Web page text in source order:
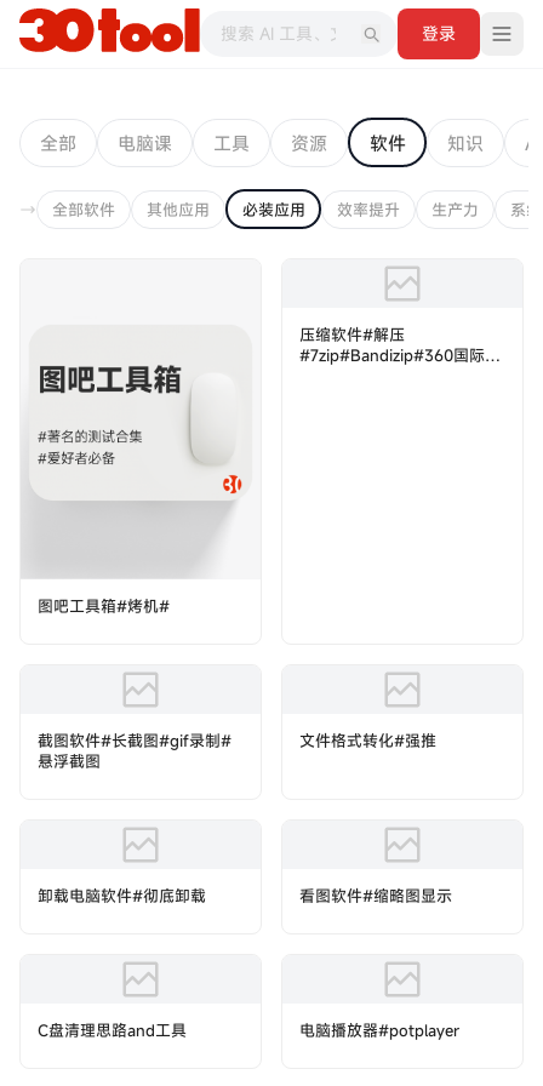
登录
全部 电脑课 工具 资源 软件 知识 AI
全部软件 其他应用 必装应用 效率提升 生产力 系
图吧工具箱#烤机#
压缩软件#解压
#7zip#‎‎‎‎‎‎‎Bandizip#360国际版
截图软件#长截图#gif录制#
悬浮截图
文件格式转化#强推
卸载电脑软件#彻底卸载 看图软件#缩略图显示
C盘清理思路and工具 电脑播放器#potplayer